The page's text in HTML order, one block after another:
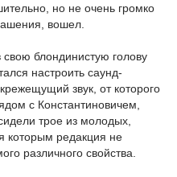
но не очень громко
вошел.
свою блондинистую голову
настроить саунд-
звук, от которого
с Константиновичем,
трое из молодых,
которым редакция не
различного свойства.